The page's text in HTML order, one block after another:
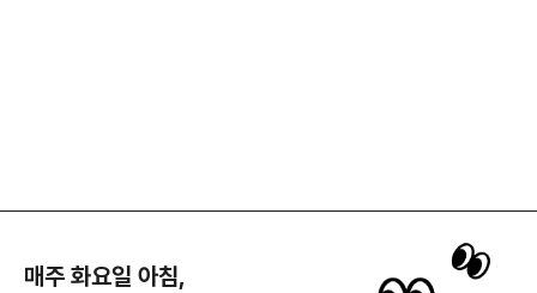
매주 화요일 아침,